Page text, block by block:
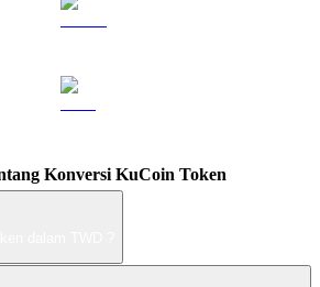
Konversi KuCoin Token